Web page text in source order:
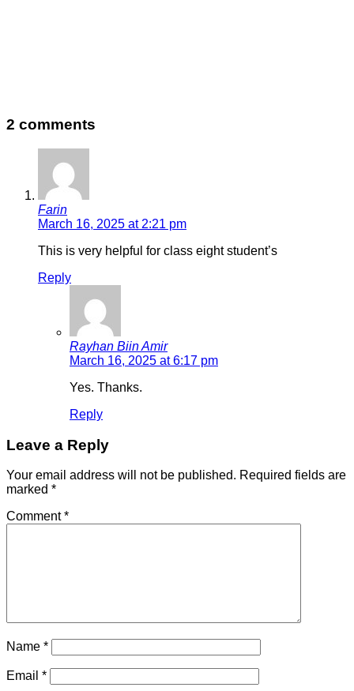
2 comments
Farin
March 16, 2025 at 2:21 pm
This is very helpful for class eight student’s
Reply
Rayhan Biin Amir
March 16, 2025 at 6:17 pm
Yes. Thanks.
Reply
Leave a Reply
Your email address will not be published. Required fields are
marked *
Comment*
Name *
Email *